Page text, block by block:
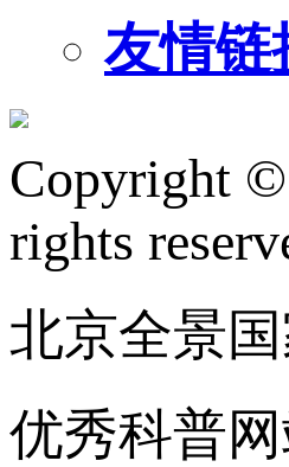
友情链
Copyright ©
rights
北京全景
优秀科普